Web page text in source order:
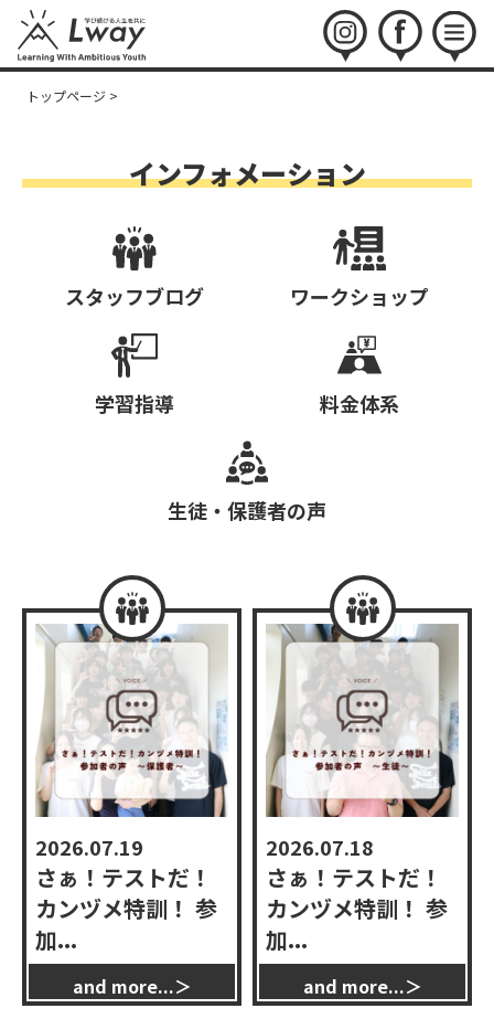
instagramfacebookmenu
トップページ >
インフォメーション
スタッフブログ ワークショップ
学習指導 料金体系
生徒・保護者の声
2026.07.19
さぁ！テストだ！
カンヅメ特訓！ 参
加...
2026.07.18
さぁ！テストだ！
カンヅメ特訓！ 参
加...